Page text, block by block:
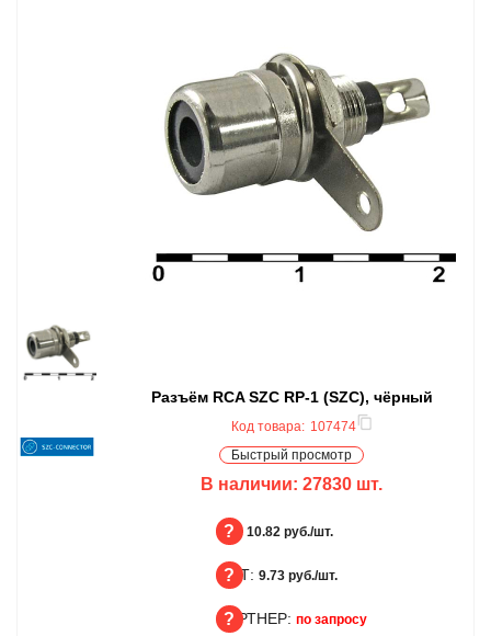
Разъём RCA SZC RP-1 (SZC), чёрный
Код товара: 107474
Быстрый просмотр
В наличии: 27830 шт.
БЦ: 10.82 руб./шт.
ОПТ: 9.73 руб./шт.
ПАРТНЕР: по запросу